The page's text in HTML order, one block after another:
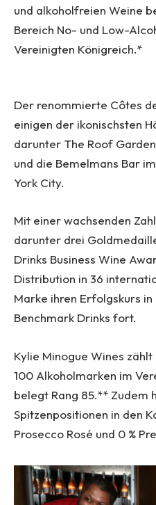
und alkoholfreien Weine
Bereich No- und Low-
Vereinigten Königreich.*
Der renommierte Côtes
einigen der ikonischsten
darunter The Roof
und die Bemelmans Bar
York City.
Mit einer wachsenden
darunter drei
Drinks Business Wine
Distribution in 36
Marke ihren Erfolgskurs
Benchmark Drinks fort.
Kylie Minogue Wines
100 Alkoholmarken im
belegt Rang 85.** Zudem
Spitzenpositionen in den
Prosecco Rosé und 0 %